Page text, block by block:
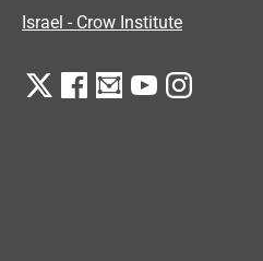
Israel - Crow Institute